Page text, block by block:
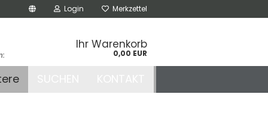
Login Merkzettel
Ihr Warenkorb
0,00 EUR